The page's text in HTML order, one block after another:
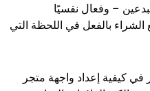
– وفعال نفسيًا
بالفعل في اللحظة التي
في كيفية إعداد واجهة متجر